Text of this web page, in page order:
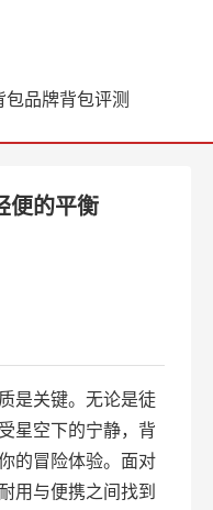
包品牌背包评测
便的平衡
是关键。无论是徒
星空下的宁静，背
的冒险体验。面对
用与便携之间找到